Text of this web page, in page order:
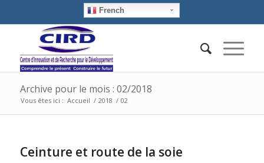
French
Archive pour le mois : 02/2018
Vous êtes ici : Accueil / 2018 / 02
Ceinture et route de la soie